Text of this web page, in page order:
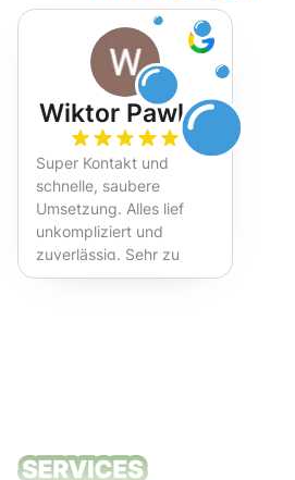
Wiktor Pawlak
Super Kontakt und
schnelle, saubere
Umsetzung. Alles lief
unkompliziert und
zuverlässig. Sehr zu
empfehlen!